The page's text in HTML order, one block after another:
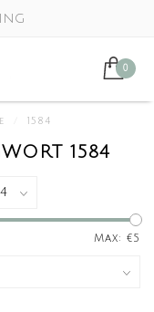
0
1584
1584
Max: €5